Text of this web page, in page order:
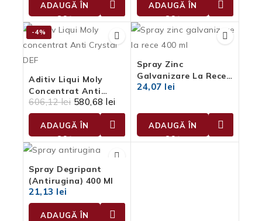
ADAUGĂ ÎN
COȘ
ADAUGĂ ÎN
COȘ
-4%
Aditiv Liqui Moly
Concentrat Anti
Crystal DEF
606,12lei 580,68 lei
ADAUGĂ ÎN
COȘ
Spray Zinc
Galvanizare La Rece
400 Ml
24,07 lei
ADAUGĂ ÎN
COȘ
Spray Degripant
(antirugina) 400 Ml
21,13 lei
ADAUGĂ ÎN